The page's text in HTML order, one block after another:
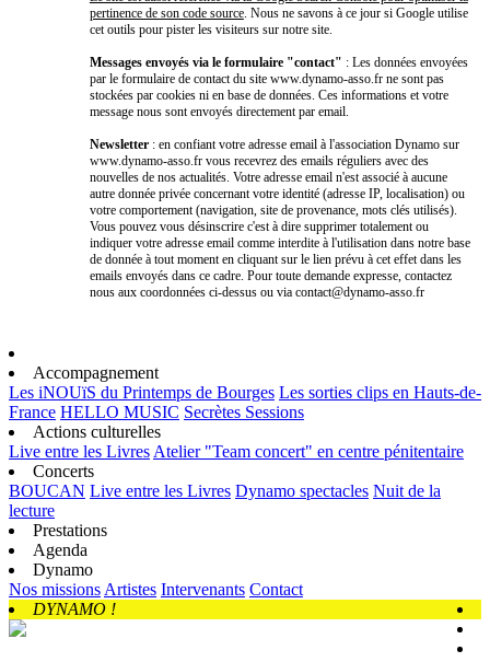
pertinence de son code source. Nous ne savons à ce jour si Google utilise
cet outils pour pister les visiteurs sur notre site.
Messages envoyés via le formulaire "contact" : Les données envoyées
par le formulaire de contact du site www.dynamo-asso.fr ne sont pas
stockées par cookies ni en base de données. Ces informations et votre
message nous sont envoyés directement par email.
Newsletter : en confiant votre adresse email à l'association Dynamo sur
www.dynamo-asso.fr vous recevrez des emails réguliers avec des
nouvelles de nos actualités. Votre adresse email n'est associé à aucune
autre donnée privée concernant votre identité (adresse IP, localisation) ou
votre comportement (navigation, site de provenance, mots clés utilisés).
Vous pouvez vous désinscrire c'est à dire supprimer totalement ou
indiquer votre adresse email comme interdite à l'utilisation dans notre base
de donnée à tout moment en cliquant sur le lien prévu à cet effet dans les
emails envoyés dans ce cadre. Pour toute demande expresse, contactez
nous aux coordonnées ci-dessus ou via contact@dynamo-asso.fr
Accompagnement
Les iNOUïS du Printemps de Bourges Les sorties clips en Hauts-de-
France HELLO MUSIC Secrètes Sessions
Actions culturelles
Live entre les Livres Atelier "Team concert" en centre pénitentaire
Concerts
BOUCAN Live entre les Livres Dynamo spectacles Nuit de la
lecture
Prestations
Agenda
Dynamo
Nos missions Artistes Intervenants Contact
DYNAMO !